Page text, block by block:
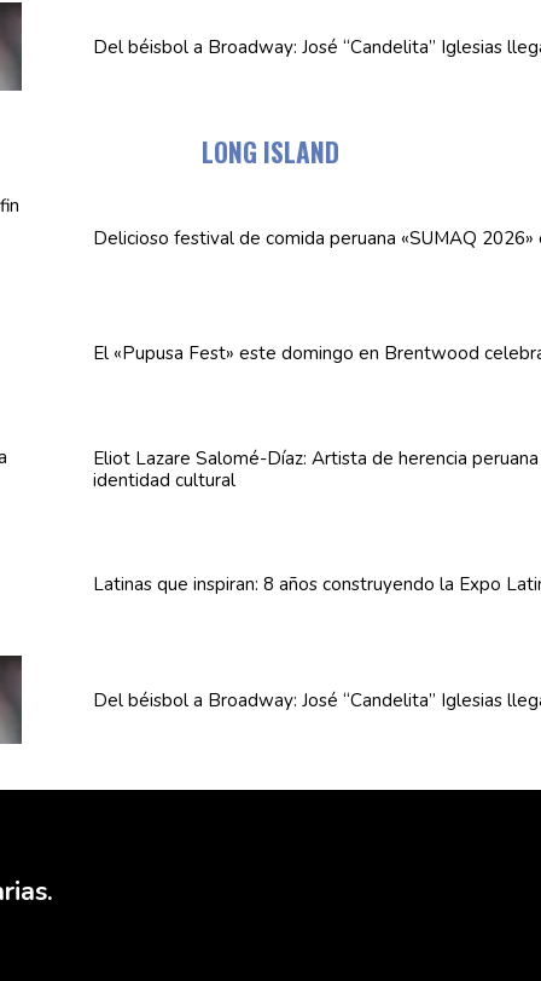
Del béisbol a Broadway: José “Candelita” Iglesias
LONG ISLAND
Delicioso festival de comida peruana «SUMAQ
El «Pupusa Fest» este domingo en Brentwood
Eliot Lazare Salomé-Díaz: Artista de herencia
identidad cultural
Latinas que inspiran: 8 años construyendo la Expo
Del béisbol a Broadway: José “Candelita” Iglesias